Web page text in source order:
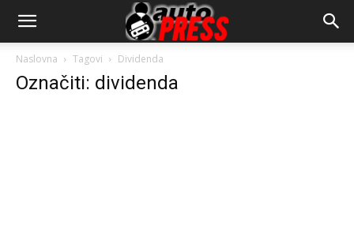
AutopressHR
Naslovna Tagovi Dividenda
Označiti: dividenda